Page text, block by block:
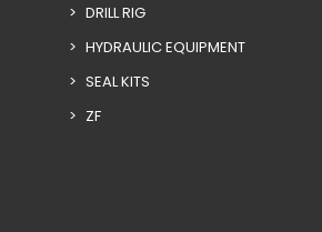
DRILL RIG
HYDRAULIC EQUIPMENT
SEAL KITS
ZF